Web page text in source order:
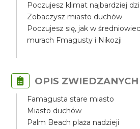
Poczujesz klimat najbardziej
Zobaczysz miasto duchów
Poczujesz się, jak w
murach Fmagusty i Nikozji
OPIS
Famagusta stare miasto
Miasto duchów
Palm Beach plaża nadzieji